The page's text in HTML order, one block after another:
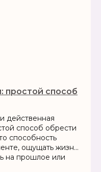
простой способ
способ обрести
способность
ощущать жизнь
на прошлое или
мы часто...